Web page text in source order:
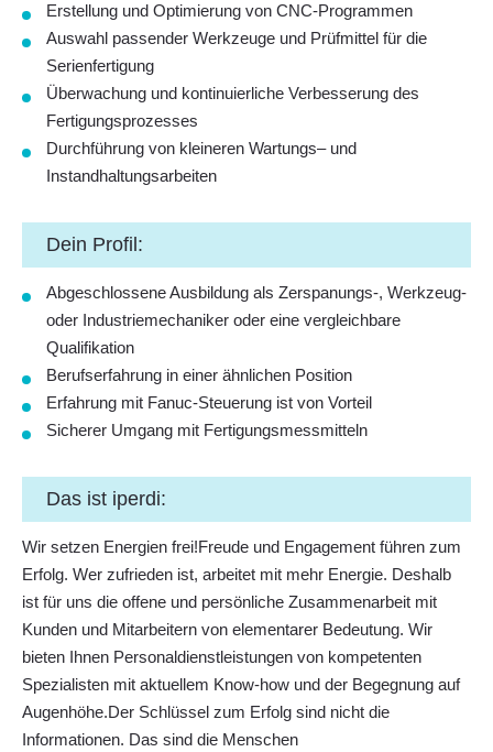
Erstellung und Optimierung von CNC-Programmen
Auswahl passender Werkzeuge und Prüfmittel für die
Serienfertigung
Überwachung und kontinuierliche Verbesserung des
Fertigungsprozesses
Durchführung von kleineren Wartungs– und
Instandhaltungsarbeiten
Dein Profil:
Abgeschlossene Ausbildung als Zerspanungs-, Werkzeug-
oder Industriemechaniker oder eine vergleichbare
Qualifikation
Berufserfahrung in einer ähnlichen Position
Erfahrung mit Fanuc-Steuerung ist von Vorteil
Sicherer Umgang mit Fertigungsmessmitteln
Das ist iperdi:
Wir setzen Energien frei!Freude und Engagement führen zum
Erfolg. Wer zufrieden ist, arbeitet mit mehr Energie. Deshalb
ist für uns die offene und persönliche Zusammenarbeit mit
Kunden und Mitarbeitern von elementarer Bedeutung. Wir
bieten Ihnen Personaldienstleistungen von kompetenten
Spezialisten mit aktuellem Know-how und der Begegnung auf
Augenhöhe.Der Schlüssel zum Erfolg sind nicht die
Informationen. Das sind die Menschen